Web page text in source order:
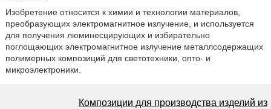
Изобретение относится к химии и технологии материалов,
преобразующих электромагнитное излучение, и используется
для получения люминесцирующих и избирательно
поглощающих электромагнитное излучение металлсодержащих
полимерных композиций для светотехники, опто- и
микроэлектроники.
Композиции для производства изделий из